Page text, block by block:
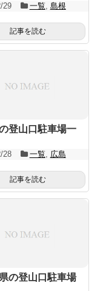
29 一覧 島根
記事を読む
登山口駐車場一
28 一覧 広島
記事を読む
の登山口駐車場